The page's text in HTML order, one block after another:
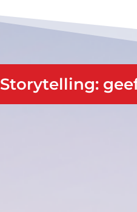
Storytelling: